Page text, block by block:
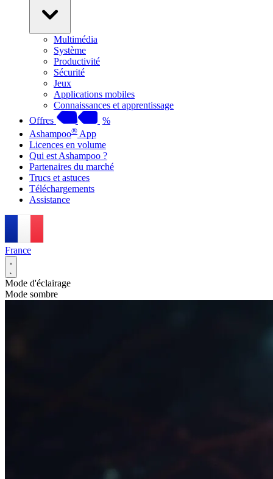
Multimédia
Système
Productivité
Sécurité
Jeux
Applications mobiles
Connaissances et apprentissage
Offres
%
Ashampoo® App
Licences en volume
Qui est Ashampoo ?
Partenaires du marché
Trucs et astuces
Téléchargements
Assistance
France
Mode d'éclairage
Mode sombre